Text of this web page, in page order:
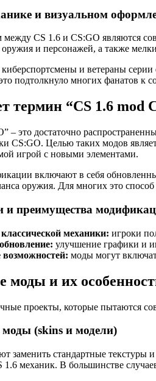
и визуальном
CS 1.6 и CS:GO являются
и персонажей, а также
и ветераны серии
подтолкнуло многих фанатов к
термин “CS 1.6 mod
– это достаточно
CS:GO. Целью таких модов
игрой с новыми элементами.
включают в себя
оружия. Для многих это
и преимущества
механики: игроки
улучшение графики и
моды могут
моды и их
проекты, которые пытаются
(skins и модели)
заменить стандартные текстуры
механик. В большинстве